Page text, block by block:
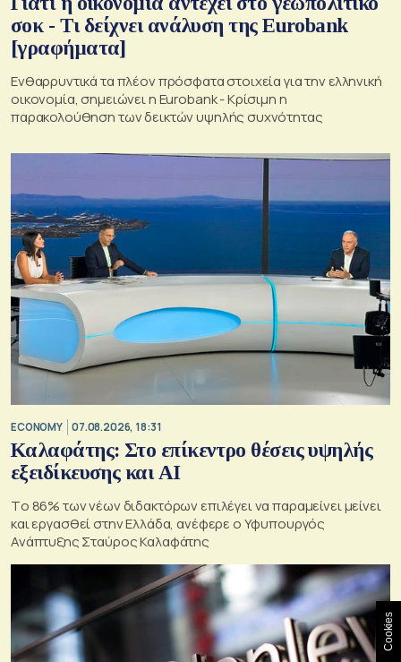
σοκ - Τι δείχνει ανάλυση της Eurobank
[γραφήματα]
Ενθαρρυντικά τα πλέον πρόσφατα στοιχεία για την ελληνική
οικονομία, σημειώνει η Eurobank - Kρίσιμη η
παρακολούθηση των δεικτών υψηλής συχνότητας
ECONOMY 07.08.2026, 18:31
Καλαφάτης: Στο επίκεντρο θέσεις υψηλής
εξειδίκευσης και AI
Tο 86% των νέων διδακτόρων επιλέγει να παραμείνει μείνει
και εργασθεί στην Ελλάδα, ανέφερε ο Υφυπουργός
Ανάπτυξης Σταύρος Καλαφάτης
Cookies